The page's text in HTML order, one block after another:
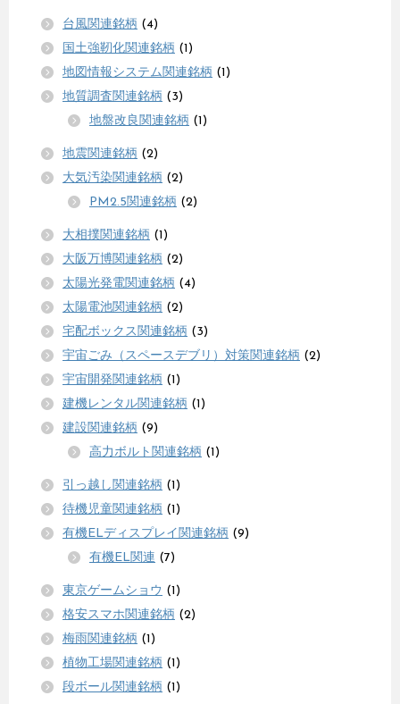
台風関連銘柄 (4)
国土強靭化関連銘柄 (1)
地図情報システム関連銘柄 (1)
地質調査関連銘柄 (3)
地盤改良関連銘柄 (1)
地震関連銘柄 (2)
大気汚染関連銘柄 (2)
PM2.5関連銘柄 (2)
大相撲関連銘柄 (1)
大阪万博関連銘柄 (2)
太陽光発電関連銘柄 (4)
太陽電池関連銘柄 (2)
宅配ボックス関連銘柄 (3)
宇宙ごみ（スペースデブリ）対策関連銘柄 (2)
宇宙開発関連銘柄 (1)
建機レンタル関連銘柄 (1)
建設関連銘柄 (9)
高力ボルト関連銘柄 (1)
引っ越し関連銘柄 (1)
待機児童関連銘柄 (1)
有機ELディスプレイ関連銘柄 (9)
有機EL関連 (7)
東京ゲームショウ (1)
格安スマホ関連銘柄 (2)
梅雨関連銘柄 (1)
植物工場関連銘柄 (1)
段ボール関連銘柄 (1)